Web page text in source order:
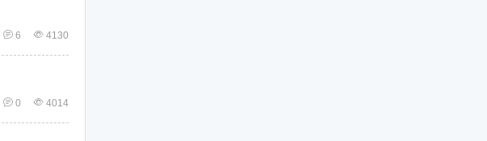
6 4130
0 4014